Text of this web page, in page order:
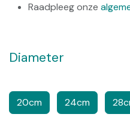
Raadpleeg onze
Diameter
20cm 24cm